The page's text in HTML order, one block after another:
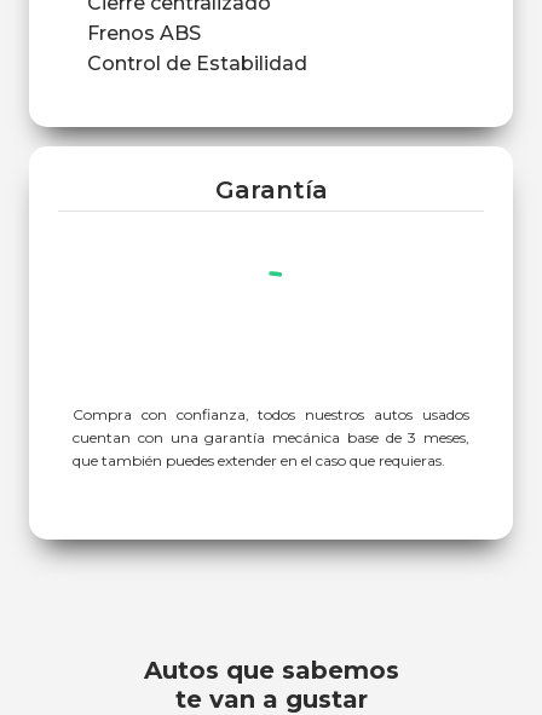
Frenos ABS
Control de Estabilidad
Garantía
Compra con confianza, todos nuestros autos usados
cuentan con una garantía mecánica base de 3 meses,
que también puedes extender en el caso que requieras.
Autos que sabemos
te van a gustar